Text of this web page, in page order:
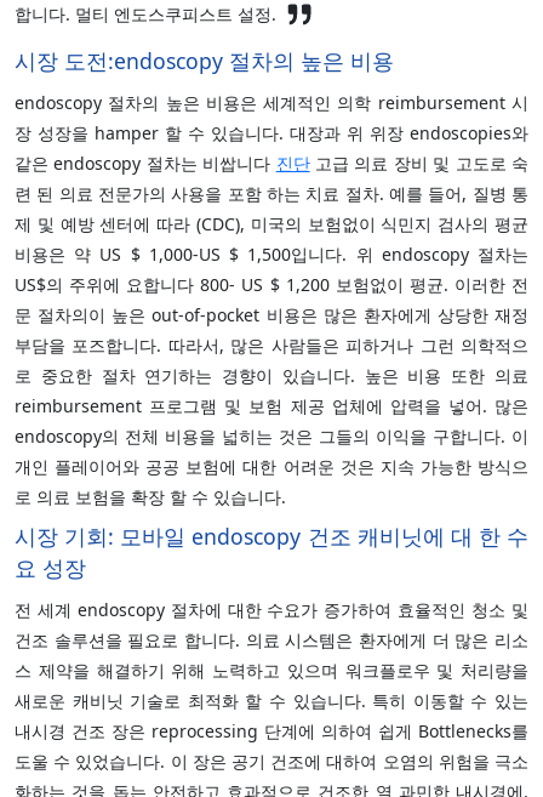
합니다. 멀티 엔도스쿠피스트 설정.
시장 도전:endoscopy 절차의 높은 비용
endoscopy 절차의 높은 비용은 세계적인 의학 reimbursement 시
장 성장을 hamper 할 수 있습니다. 대장과 위 위장 endoscopies와
같은 endoscopy 절차는 비쌉니다 진단고급 의료 장비 및 고도로 숙
련 된 의료 전문가의 사용을 포함 하는 치료 절차. 예를 들어, 질병 통
제 및 예방 센터에 따라 (CDC), 미국의 보험없이 식민지 검사의 평균
비용은 약 US $ 1,000-US $ 1,500입니다. 위 endoscopy 절차는
US$의 주위에 요합니다 800- US $ 1,200 보험없이 평균. 이러한 전
문 절차의이 높은 out-of-pocket 비용은 많은 환자에게 상당한 재정
부담을 포즈합니다. 따라서, 많은 사람들은 피하거나 그런 의학적으
로 중요한 절차 연기하는 경향이 있습니다. 높은 비용 또한 의료
reimbursement 프로그램 및 보험 제공 업체에 압력을 넣어. 많은
endoscopy의 전체 비용을 넓히는 것은 그들의 이익을 구합니다. 이
개인 플레이어와 공공 보험에 대한 어려운 것은 지속 가능한 방식으
로 의료 보험을 확장 할 수 있습니다.
시장 기회: 모바일 endoscopy 건조 캐비닛에 대 한 수
요 성장
전 세계 endoscopy 절차에 대한 수요가 증가하여 효율적인 청소 및
건조 솔루션을 필요로 합니다. 의료 시스템은 환자에게 더 많은 리소
스 제약을 해결하기 위해 노력하고 있으며 워크플로우 및 처리량을
새로운 캐비닛 기술로 최적화 할 수 있습니다. 특히 이동할 수 있는
내시경 건조 장은 reprocessing 단계에 의하여 쉽게 Bottlenecks를
도울 수 있었습니다. 이 장은 공기 건조에 대하여 오염의 위험을 극소
화하는 것을 돕는 안전하고 효과적으로 건조한 열 과민한 내시경에,